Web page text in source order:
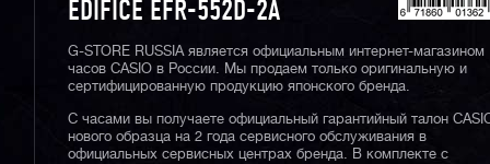
EDIFICE EFR-552D-2A
G-STORE RUSSIA является официальным интернет-магазином
часов CASIO в России. Мы продаем только оригинальную и
сертифицированную продукцию японского бренда.
С часами вы получаете официальный гарантийный талон
нового образца на 2 года сервисного обслуживания в
официальных сервисных центрах бренда. В комплекте с